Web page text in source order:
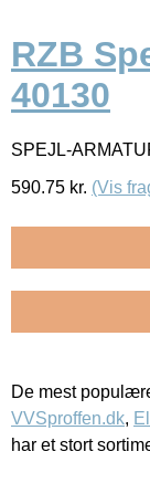
RZB
40130
SPEJL-
590.75 kr. (Vis
De mest
VVSproffen.dk,
har et stort